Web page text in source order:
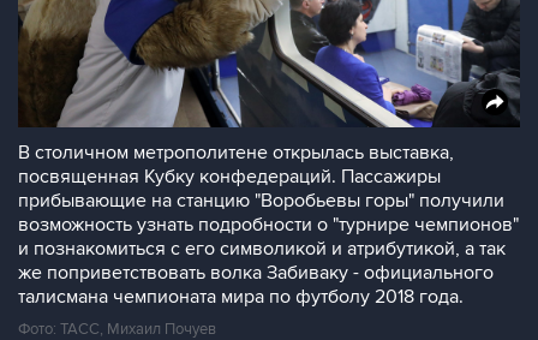
В столичном метрополитене открылась выставка,
посвященная Кубку конфедераций. Пассажиры
прибывающие на станцию "Воробьевы горы" получили
возможность узнать подробности о "турнире чемпионов"
и познакомиться с его символикой и атрибутикой, а так
же поприветствовать волка Забиваку - официального
талисмана чемпионата мира по футболу 2018 года.
Фото: ТАСС, Михаил Почуев